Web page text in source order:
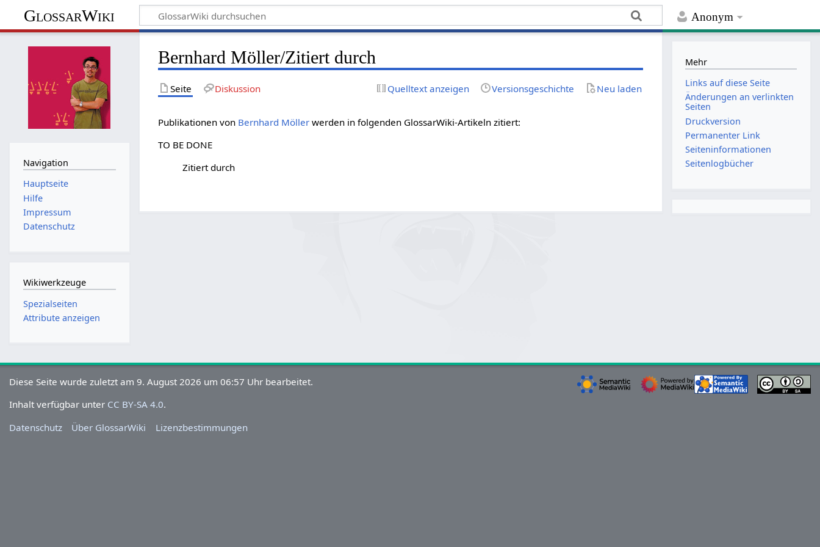
Anonym
GlossarWiki
Bernhard Möller/Zitiert durch
Seite Diskussion Quelltext anzeigen Versionsgeschichte Neu laden
Publikationen von Bernhard Möller werden in folgenden GlossarWiki-Artikeln zitiert:
TO BE DONE
Zitiert durch
Navigation
Hauptseite
Hilfe
Impressum
Datenschutz
Wikiwerkzeuge
Spezialseiten
Attribute anzeigen
Mehr
Links auf diese Seite
Änderungen an verlinkten
Seiten
Druckversion
Permanenter Link
Seiten­­informationen
Seitenlogbücher
Diese Seite wurde zuletzt am 9. August 2026 um 06:57 Uhr bearbeitet.
Inhalt verfügbar unter CC BY-SA 4.0.
Datenschutz
Über GlossarWiki Lizenzbestimmungen